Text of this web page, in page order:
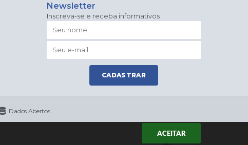
ACEITAR
Newsletter
Inscreva-se e receba informativos
CADASTRAR
Dados Abertos